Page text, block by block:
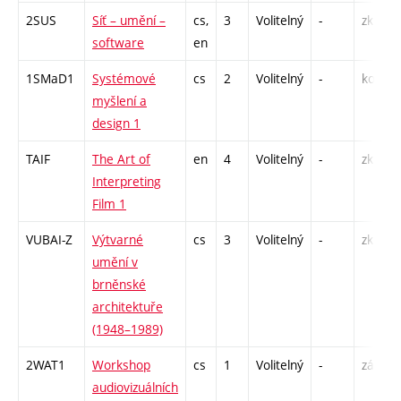
2SUS
Síť – umění –
software
cs,
en
3 Volitelný - zk
1SMaD1
Systémové
myšlení a
design 1
cs 2 Volitelný - kol
TAIF
The Art of
Interpreting
Film 1
en 4 Volitelný - zk
VUBAI-Z
Výtvarné
umění v
brněnské
architektuře
(1948–1989)
cs 3 Volitelný - zk
2WAT1
Workshop
audiovizuálních
cs 1 Volitelný - zá